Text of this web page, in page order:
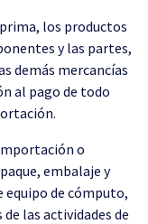
los productos
y las partes,
demás mercancías
al pago de todo
o
embalaje y
equipo de cómputo,
las actividades de